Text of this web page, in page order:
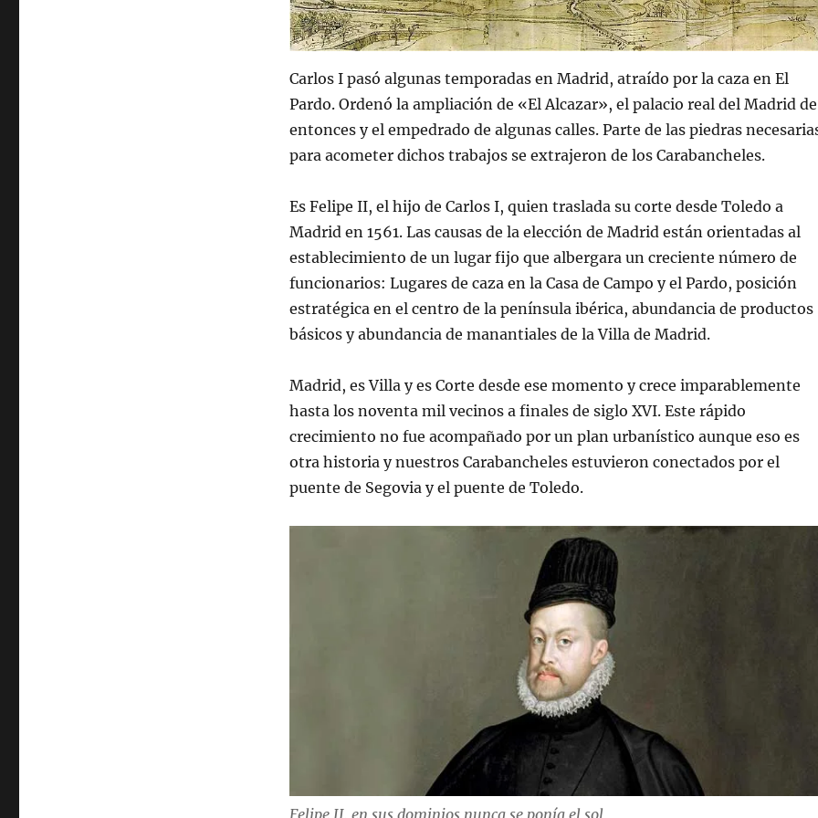
Carlos I pasó algunas temporadas en Madrid, atraído por la caza en El
Pardo. Ordenó la ampliación de «El Alcazar», el palacio real del Madrid de
entonces y el empedrado de algunas calles. Parte de las piedras
para acometer dichos trabajos se extrajeron de los Carabancheles.
Es Felipe II, el hijo de Carlos I, quien traslada su corte desde Toledo a
Madrid en 1561. Las causas de la elección de Madrid están orientadas al
establecimiento de un lugar fijo que albergara un creciente número de
funcionarios: Lugares de caza en la Casa de Campo y el Pardo, posición
estratégica en el centro de la península ibérica, abundancia de productos
básicos y abundancia de manantiales de la Villa de Madrid.
Madrid, es Villa y es Corte desde ese momento y crece imparablemente
hasta los noventa mil vecinos a finales de siglo XVI. Este rápido
crecimiento no fue acompañado por un plan urbanístico aunque eso es
otra historia y nuestros Carabancheles estuvieron conectados por el
puente de Segovia y el puente de Toledo.